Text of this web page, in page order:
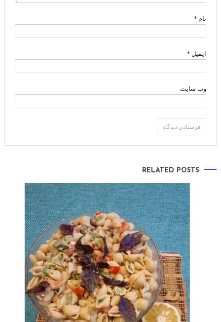
نام *
ایمیل *
وب‌ سایت
RELATED POSTS